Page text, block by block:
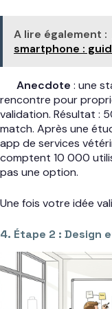
A lire également :
smartphone :
Anecdote : une
rencontre pour
validation. Résultat :
match. Après une
app de services
comptent 10 000
pas une option.
Une fois votre idée
4. Étape 2 : Design